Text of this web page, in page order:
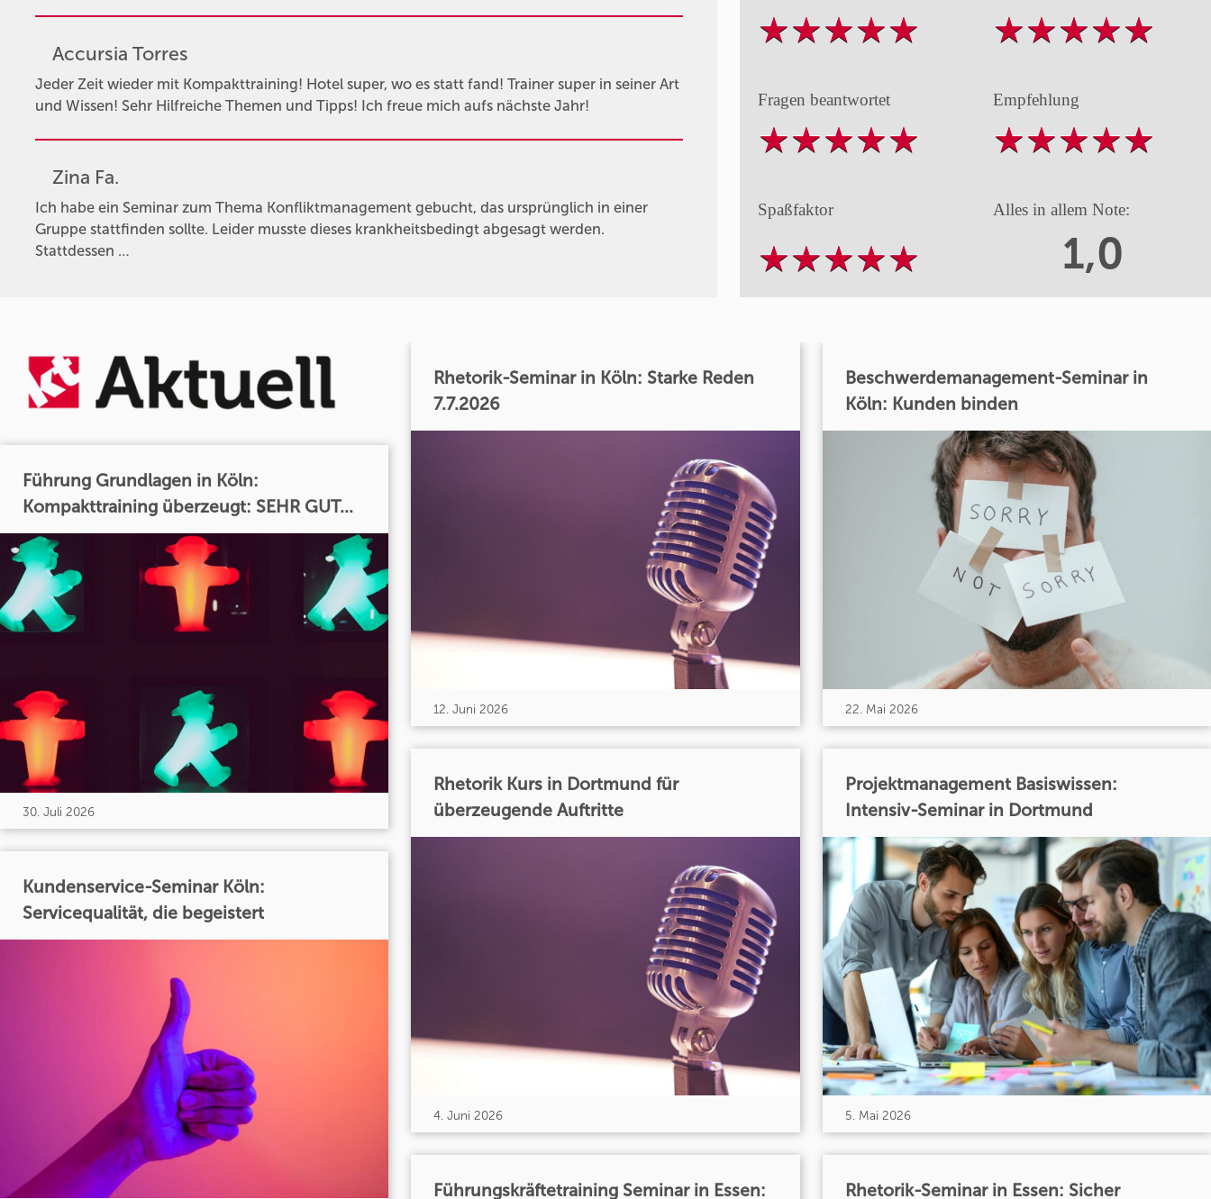
Accursia Torres
Jeder Zeit wieder mit Kompakttraining! Hotel super, wo es statt fand! Trainer super in seiner Art
und Wissen! Sehr Hilfreiche Themen und Tipps! Ich freue mich aufs nächste Jahr!
Zina Fa.
Ich habe ein Seminar zum Thema Konfliktmanagement gebucht, das ursprünglich in einer
Gruppe stattfinden sollte. Leider musste dieses krankheitsbedingt abgesagt werden.
Stattdessen …
Fragen beantwortet Empfehlung
Spaßfaktor Alles in allem Note:
1,0
Führung Grundlagen in Köln:
Kompakttraining überzeugt: SEHR GUT...
30. Juli 2026
Kundenservice-Seminar Köln:
Servicequalität, die begeistert
Rhetorik-Seminar in Köln: Starke Reden
7.7.2026
12. Juni 2026
Rhetorik Kurs in Dortmund für
überzeugende Auftritte
4. Juni 2026
Führungskräftetraining Seminar in Essen:
Beschwerdemanagement-Seminar in
Köln: Kunden binden
22. Mai 2026
Projektmanagement Basiswissen:
Intensiv-Seminar in Dortmund
5. Mai 2026
Rhetorik-Seminar in Essen: Sicher